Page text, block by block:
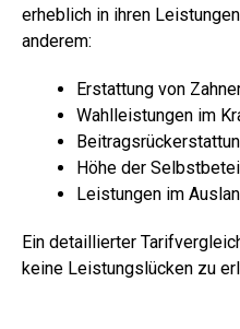
erheblich in ihren
anderem:
Erstattung von
Wahlleistungen im
Höhe der
Leistungen im
Ein detaillierter
keine Leistungslücken zu